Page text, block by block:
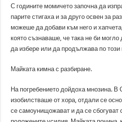
С годините момичето започна да
парите стигаха и за друго освен за
можеше да добави към него и
която съзнаваше, че така не би могло
да избере или да продължава по
Майката кимна с разбиране.
На погребението дойдоха мнозина. В
изобилстваше от хора, отдали се
се самоунищожават и да се сбогуват